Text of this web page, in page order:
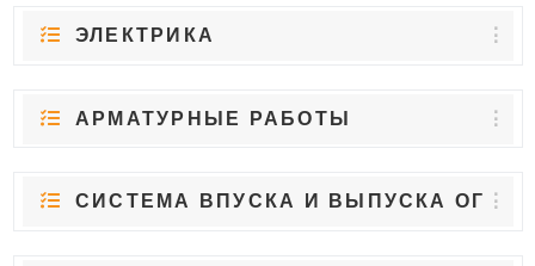
ЭЛЕКТРИКА
АРМАТУРНЫЕ РАБОТЫ
СИСТЕМА ВПУСКА И ВЫПУСКА ОГ